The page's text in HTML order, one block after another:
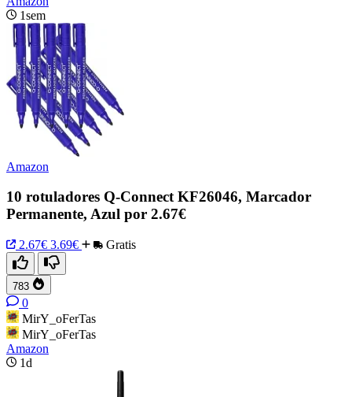
1sem
Amazon
10 rotuladores Q-Connect KF26046, Marcador
Permanente, Azul por 2.67€
2.67€ 3.69€ Gratis
783
0
MirY_oFerTas
MirY_oFerTas
Amazon
1d